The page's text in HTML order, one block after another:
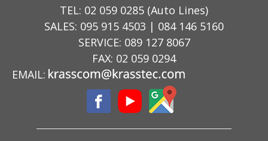
TEL: 02 059 0285 (Auto Lines)
SALES: 095 915 4503 | 084 146 5160
SERVICE: 089 127 8067
FAX: 02 059 0294
EMAIL: